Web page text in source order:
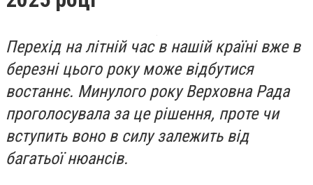
Перехід на літній час в нашій країні вже в
березні цього року може відбутися
востаннє. Минулого року Верховна Рада
проголосувала за це рішення, проте чи
вступить воно в силу залежить від
багатьої нюансів.